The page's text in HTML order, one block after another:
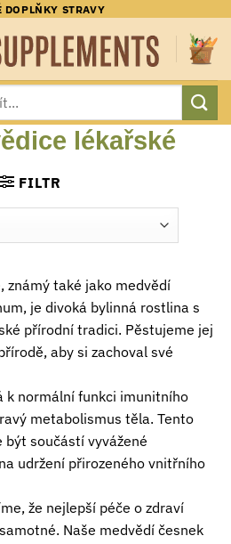
DOPLŇKY STRAVY
lékařské
FILTR
známý také jako medvědí
je divoká bylinná rostlina s
přírodní tradici. Pěstujeme jej
aby si zachoval své
k normální funkci imunitního
metabolismus těla. Tento
součástí vyvážené
udržení přirozeného vnitřního
že nejlepší péče o zdraví
Naše medvědí česnek